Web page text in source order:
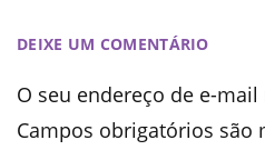
DEIXE UM COMENTÁRIO
O seu endereço de e-
Campos obrigatórios são